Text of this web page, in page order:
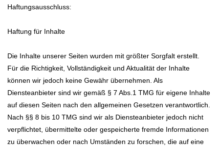
Haftungsausschluss:
Haftung für Inhalte
Die Inhalte unserer Seiten wurden mit größter Sorgfalt erstellt.
Für die Richtigkeit, Vollständigkeit und Aktualität der Inhalte
können wir jedoch keine Gewähr übernehmen. Als
Diensteanbieter sind wir gemäß § 7 Abs.1 TMG für eigene Inhalte
auf diesen Seiten nach den allgemeinen Gesetzen verantwortlich.
Nach §§ 8 bis 10 TMG sind wir als Diensteanbieter jedoch nicht
verpflichtet, übermittelte oder gespeicherte fremde Informationen
zu überwachen oder nach Umständen zu forschen, die auf eine